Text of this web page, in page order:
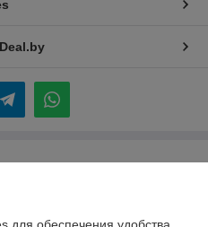
предприятие «Чайковский
1